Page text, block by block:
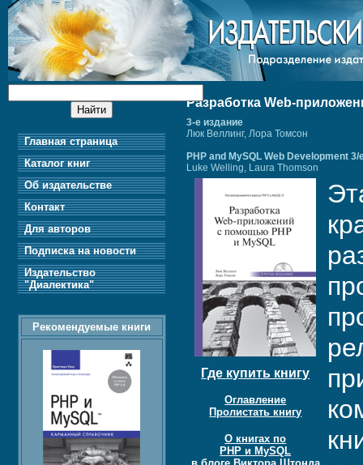
Разработка Web-
3-е издание
Люк Веллинг, Лора Томсон
PHP and MySQL Web Development 3/
Luke Welling, Laura Thomson
Где купить книгу
Оглавление
Пролистать книгу
О книгах по
PHP и MySQL
Главная страница
Каталог книг
Об издательстве
Контакт
Для авторов
Подписка на новости
Издательство
"Диалектика"
Рекомендуемые книги